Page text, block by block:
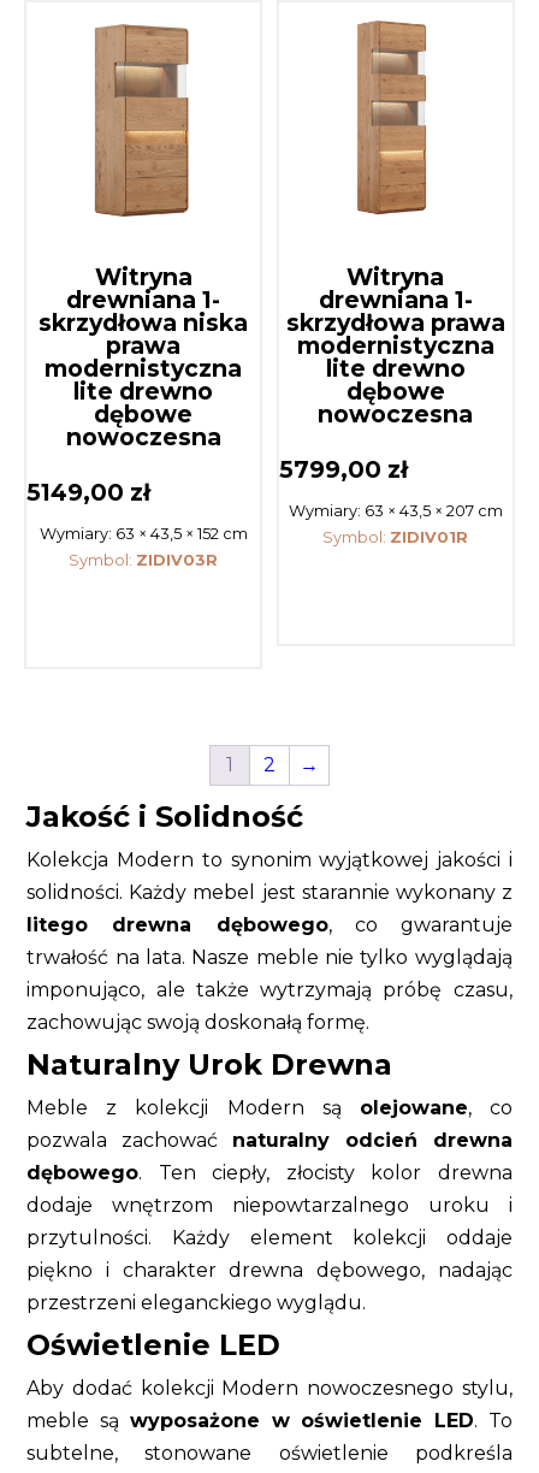
Witryna
drewniana 1-
skrzydłowa niska
prawa
modernistyczna
lite drewno
dębowe
nowoczesna
5149,00 zł
Wymiary: 63 × 43,5 × 152 cm
Symbol: ZIDIV03R
Witryna
drewniana 1-
skrzydłowa prawa
modernistyczna
lite drewno
dębowe
nowoczesna
5799,00 zł
Wymiary: 63 × 43,5 × 207 cm
Symbol: ZIDIV01R
1 2 →
Jakość i Solidność
Kolekcja Modern to synonim wyjątkowej jakości i
solidności. Każdy mebel jest starannie wykonany z
litego drewna dębowego, co gwarantuje
trwałość na lata. Nasze meble nie tylko wyglądają
imponująco, ale także wytrzymają próbę czasu,
zachowując swoją doskonałą formę.
Naturalny Urok Drewna
Meble z kolekcji Modern są olejowane, co
pozwala zachować naturalny odcień drewna
dębowego. Ten ciepły, złocisty kolor drewna
dodaje wnętrzom niepowtarzalnego uroku i
przytulności. Każdy element kolekcji oddaje
piękno i charakter drewna dębowego, nadając
przestrzeni eleganckiego wyglądu.
Oświetlenie LED
Aby dodać kolekcji Modern nowoczesnego stylu,
meble są wyposażone w oświetlenie LED. To
subtelne, stonowane oświetlenie podkreśla